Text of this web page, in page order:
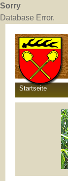
Sorry
Database Error.
Startseite